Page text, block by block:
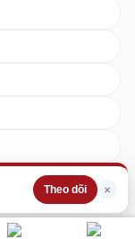
Theo dõi ×